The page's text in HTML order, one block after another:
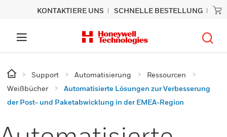
KONTAKTIERE UNS SCHNELLE BESTELLUNG
Support Automatisierung
Ressourcen
Weißbücher
Automatisierte Lösungen zur Verbesserung
der Post- und Paketabwicklung in der EMEA-Region